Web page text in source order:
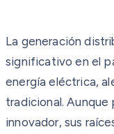
La generación
significativo en el
energía eléctrica,
tradicional.
innovador, sus